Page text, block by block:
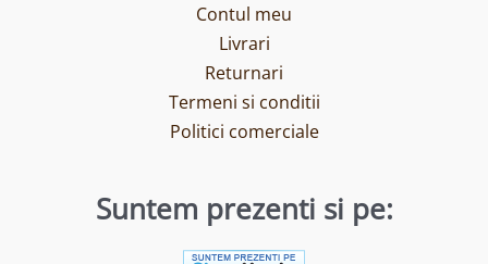
Contul meu
Livrari
Returnari
Termeni si conditii
Politici comerciale
Suntem prezenti si pe: